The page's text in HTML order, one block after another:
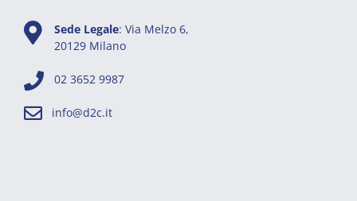
Sede Legale: Via Melzo 6,
20129 Milano
02 3652 9987
info@d2c.it